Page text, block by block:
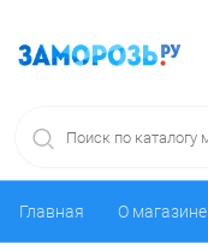
Главная О магазине